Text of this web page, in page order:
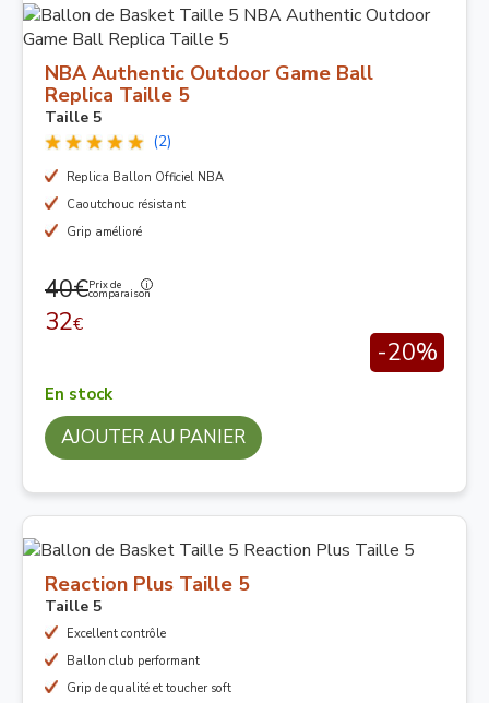
NBA Authentic Outdoor Game Ball
Replica Taille 5
Taille 5
(2)
Replica Ballon Officiel NBA
Caoutchouc résistant
Grip amélioré
40€Prix de
comparaison
32€
-20%
En stock
AJOUTER AU PANIER
Reaction Plus Taille 5
Taille 5
Excellent contrôle
Ballon club performant
Grip de qualité et toucher soft